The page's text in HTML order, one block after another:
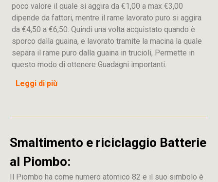
poco valore il quale si aggira da €1,00 a max €3,00
dipende da fattori, mentre il rame lavorato puro si aggira
da €4,50 a €6,50. Quindi una volta acquistato quando è
sporco dalla guaina, e lavorato tramite la macina la quale
separa il rame puro dalla guaina in trucioli, Permette in
questo modo di ottenere Guadagni importanti.
Leggi di più
Smaltimento e riciclaggio Batterie
al Piombo:
Il Piombo ha come numero atomico 82 e il suo simbolo è